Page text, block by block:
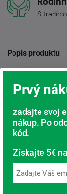
S
Popis produktu
vlnovým
vo vlnách.
vlastnosti.
Matrac je
matraca.
Tyrkysovou
Prvý
zadajte svoj
nákup. Po
kód.
Získajte 5€